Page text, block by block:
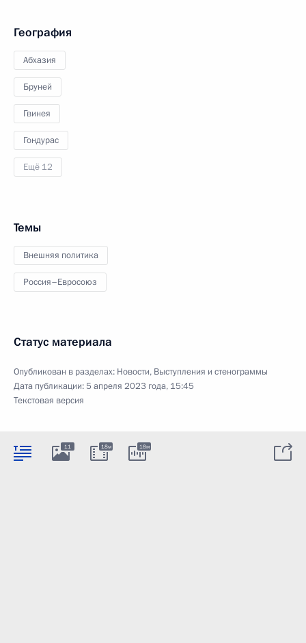
География
Абхазия
Бруней
Гвинея
Гондурас
Ещё 12
Темы
Внешняя политика
Россия–Евросоюз
Статус материала
Опубликован в разделах: Новости, Выступления и стенограммы
Дата публикации:5 апреля 2023 года, 15:45
Текстовая версия
11 18м 18м